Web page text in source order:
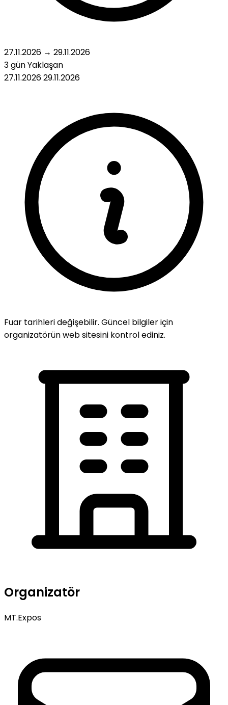
27.11.2026 → 29.11.2026
3 günYaklaşan
27.11.202629.11.2026
Fuar tarihleri değişebilir. Güncel bilgiler için
organizatörün web sitesini kontrol ediniz.
Organizatör
MT.Expos